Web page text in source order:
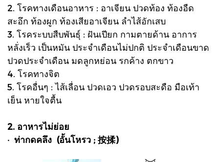
2. โรคทางเดือนอาหาร : อาเจียน ปวดท้อง ท้องอืด
สะอึก ท้องผูก ท้องเสียอาเจียน ลำไส้อักเสบ
3. โรคระบบสืบพันธุ์ : ฝันเปียก กามตายด้าน อาการ
หลั่งเร็ว เป็นหมัน ประจำเดือนไม่ปกติ ประจำเดือนขาด
ปวดประจำเดือน มดลูกหย่อน รกค้าง ตกขาว
4. โรคทางจิต
5. โรคอื่นๆ : ไส้เลื่อน ปวดเอว ปวดรอบสะดือ มือเท้า
เย็น หายใจตื้น
2. อาหารไม่ย่อย
· ท่ากดคลึง (อั้นโหรว ; 按揉)